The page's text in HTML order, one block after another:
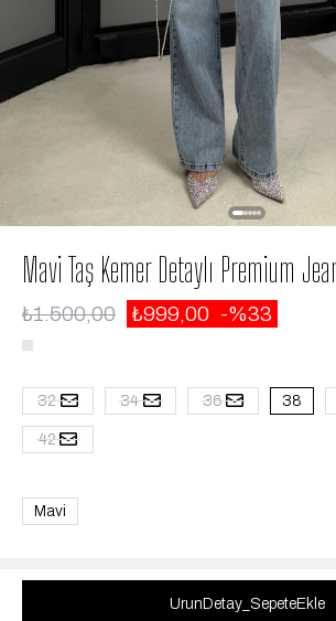
Mavi Taş Kemer Detaylı Premium
₺1.500,00 ₺999,00 33
32 34 36 38
42
Mavi